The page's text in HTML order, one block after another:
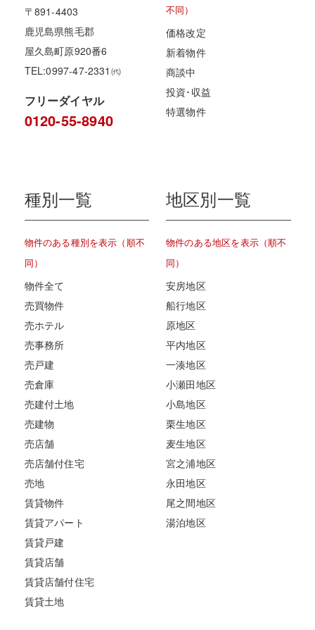
〒891-4403
鹿児島県熊毛郡
屋久島町原920番6
TEL:0997-47-2331㈹
フリーダイヤル
0120-55-8940
不同）
価格改定
新着物件
商談中
投資･収益
特選物件
種別一覧
物件のある種別を表示（順不
同）
物件全て
売買物件
売ホテル
売事務所
売戸建
売倉庫
売建付土地
売建物
売店舗
売店舗付住宅
売地
賃貸物件
賃貸アパート
賃貸戸建
賃貸店舗
賃貸店舗付住宅
賃貸土地
地区別一覧
物件のある地区を表示（順不
同）
安房地区
船行地区
原地区
平内地区
一湊地区
小瀬田地区
小島地区
栗生地区
麦生地区
宮之浦地区
永田地区
尾之間地区
湯泊地区